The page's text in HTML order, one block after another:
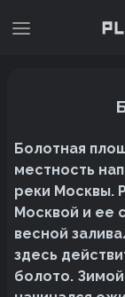
Болотная
местность
реки Москвы.
Москвой и ее
весной
здесь
болото.